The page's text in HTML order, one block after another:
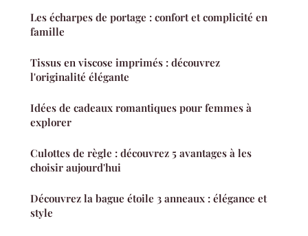
Les écharpes de portage : confort et complicité en
famille
Tissus en viscose imprimés : découvrez
l'originalité élégante
Idées de cadeaux romantiques pour femmes à
explorer
Culottes de règle : découvrez 5 avantages à les
choisir aujourd'hui
Découvrez la bague étoile 3 anneaux : élégance et
style